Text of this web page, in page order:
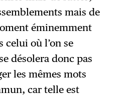
mais de
éminemment
où l’on se
désolera donc pas
les mêmes mots
car telle est